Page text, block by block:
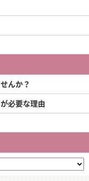
んか？
必要な理由